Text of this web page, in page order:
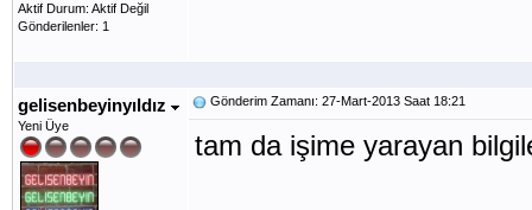
Aktif Durum: Aktif Değil
Gönderilenler: 1
gelisenbeyinyıldız
Yeni Üye
Gönderim Zamanı: 27-Mart-2013 Saat 18:21
tam da işime yarayan